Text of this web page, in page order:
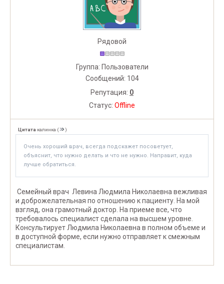
Рядовой
Группа: Пользователи
Сообщений: 104
Репутация: 0
Статус: Offline
Цитата калинка ( )
Очень хороший врач, всегда подскажет посоветует,
объяснит, что нужно делать и что не нужно. Направит, куда
лучше обратиться.
Семейный врач Левина Людмила Николаевна вежливая
и доброжелательная по отношению к пациенту. На мой
взгляд, она грамотный доктор. На приеме все, что
требовалось специалист сделала на высшем уровне.
Консультирует Людмила Николаевна в полном объеме и
в доступной форме, если нужно отправляет к смежным
специалистам.